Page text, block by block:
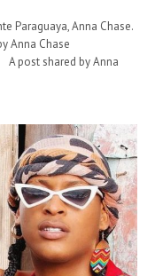
Paraguaya, Anna Chase.
Anna Chase
post shared by Anna